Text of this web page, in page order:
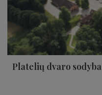
Platelių dvaro sodyba